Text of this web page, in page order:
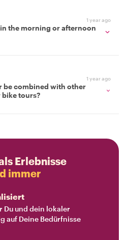
1 year ago
the morning or afternoon
1 year ago
be combined with other
tours?
Erlebnisse
immer
Du und dein lokaler
auf Deine Bedürfnisse